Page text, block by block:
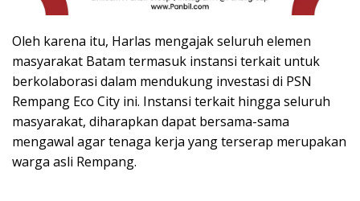
Oleh karena itu, Harlas mengajak seluruh elemen
masyarakat Batam termasuk instansi terkait untuk
berkolaborasi dalam mendukung investasi di PSN
Rempang Eco City ini. Instansi terkait hingga seluruh
masyarakat, diharapkan dapat bersama-sama
mengawal agar tenaga kerja yang terserap merupakan
warga asli Rempang.